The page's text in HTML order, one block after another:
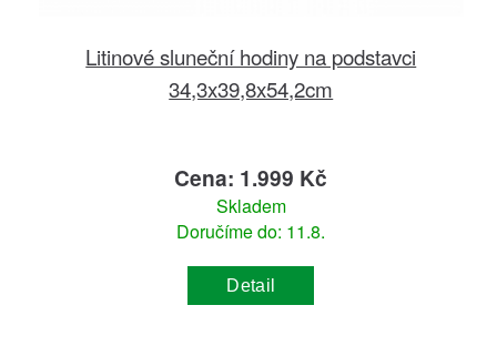
Litinové sluneční hodiny na podstavci
34,3x39,8x54,2cm
Cena: 1.999 Kč
Skladem
Doručíme do: 11.8.
Detail